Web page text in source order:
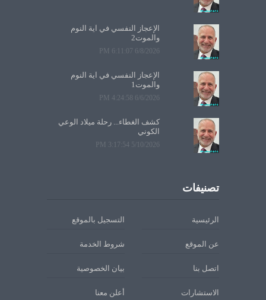
الإعجاز النفسي في آية النوم
والموت2
6/8/2026 6:11:07 PM
الإعجاز النفسي في آية النوم
والموت1
6/6/2026 4:24:58 PM
كشف الغطاء... رحلة ميلاد الوعي
الكوني
5/10/2026 3:17:54 PM
تصنيفات
الرئيسية التسجيل بالموقع
عن الموقع شروط الخدمة
اتصل بنا بيان الخصوصية
الاستشارات أعلن معنا